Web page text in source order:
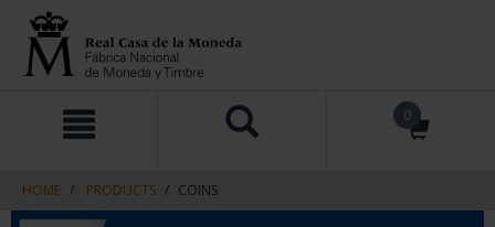
navigation
0
HOME PRODUCTS COINS